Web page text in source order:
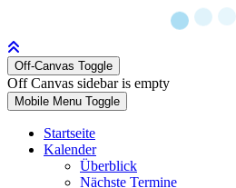
Off-Canvas Toggle
Off Canvas sidebar is empty
Mobile Menu Toggle
Startseite
Kalender
Überblick
Nächste Termine